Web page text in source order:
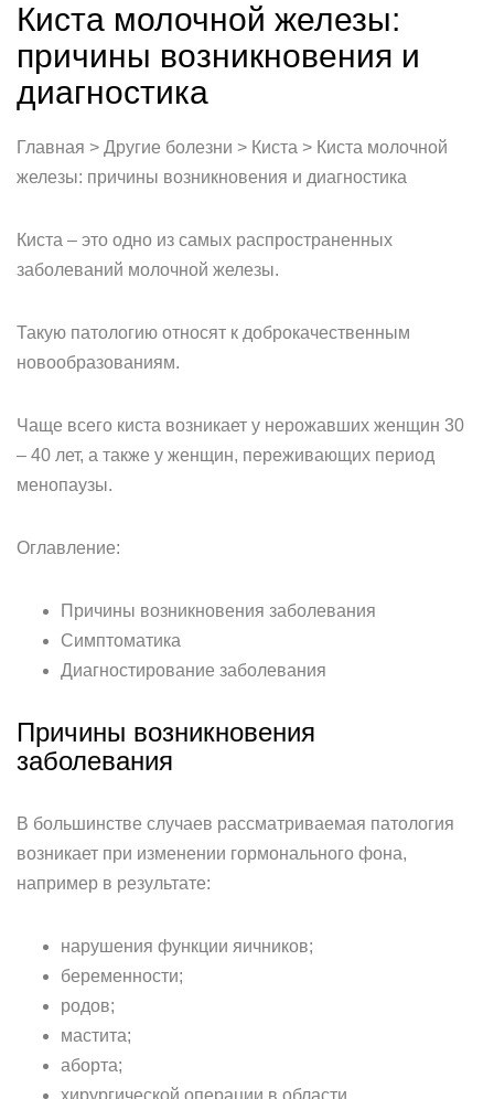
Киста молочной железы:
причины возникновения и
диагностика
Главная > Другие болезни > Киста > Киста молочной
железы: причины возникновения и диагностика
Киста – это одно из самых распространенных
заболеваний молочной железы.
Такую патологию относят к доброкачественным
новообразованиям.
Чаще всего киста возникает у нерожавших женщин 30
– 40 лет, а также у женщин, переживающих период
менопаузы.
Оглавление:
Причины возникновения заболевания
Симптоматика
Диагностирование заболевания
Причины возникновения
заболевания
В большинстве случаев рассматриваемая патология
возникает при изменении гормонального фона,
например в результате:
нарушения функции яичников;
беременности;
родов;
мастита;
аборта;
хирургической операции в области